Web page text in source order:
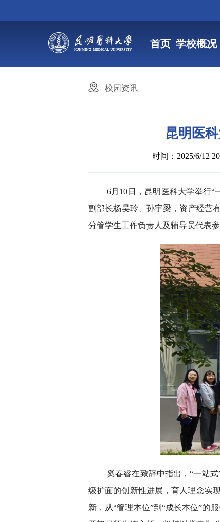
首页 学校概况
校园资讯
昆明医
时间：2025/6/12
6月10日，昆明医科大学举行“
副部长杨吴玲、孙宇梁，资产经营
分管学生工作负责人及辅导员代表参
奚春睿在致辞中指出，“一站
级扩面的创新性进展，育人理念实
新，从“管理本位”到“成长本位”的